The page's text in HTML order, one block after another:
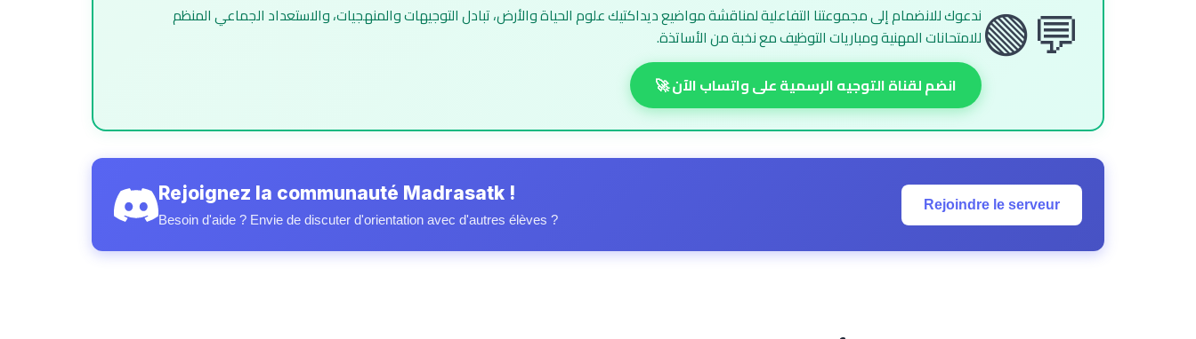
💬🟢ندعوك للانضمام إلى مجموعتنا التفاعلية لمناقشة مواضيع ديداكتيك علوم الحياة والأرض، تبادل التوجيهات والمنهجيات، والاستعداد الجماعي المنظم
للامتحانات المهنية ومباريات التوظيف مع نخبة من الأساتذة.
انضم لقناة التوجيه الرسمية على واتساب الآن 🚀
Rejoignez la communauté Madrasatk !
Besoin d'aide ? Envie de discuter d'orientation avec d'autres élèves ?
Rejoindre le serveur